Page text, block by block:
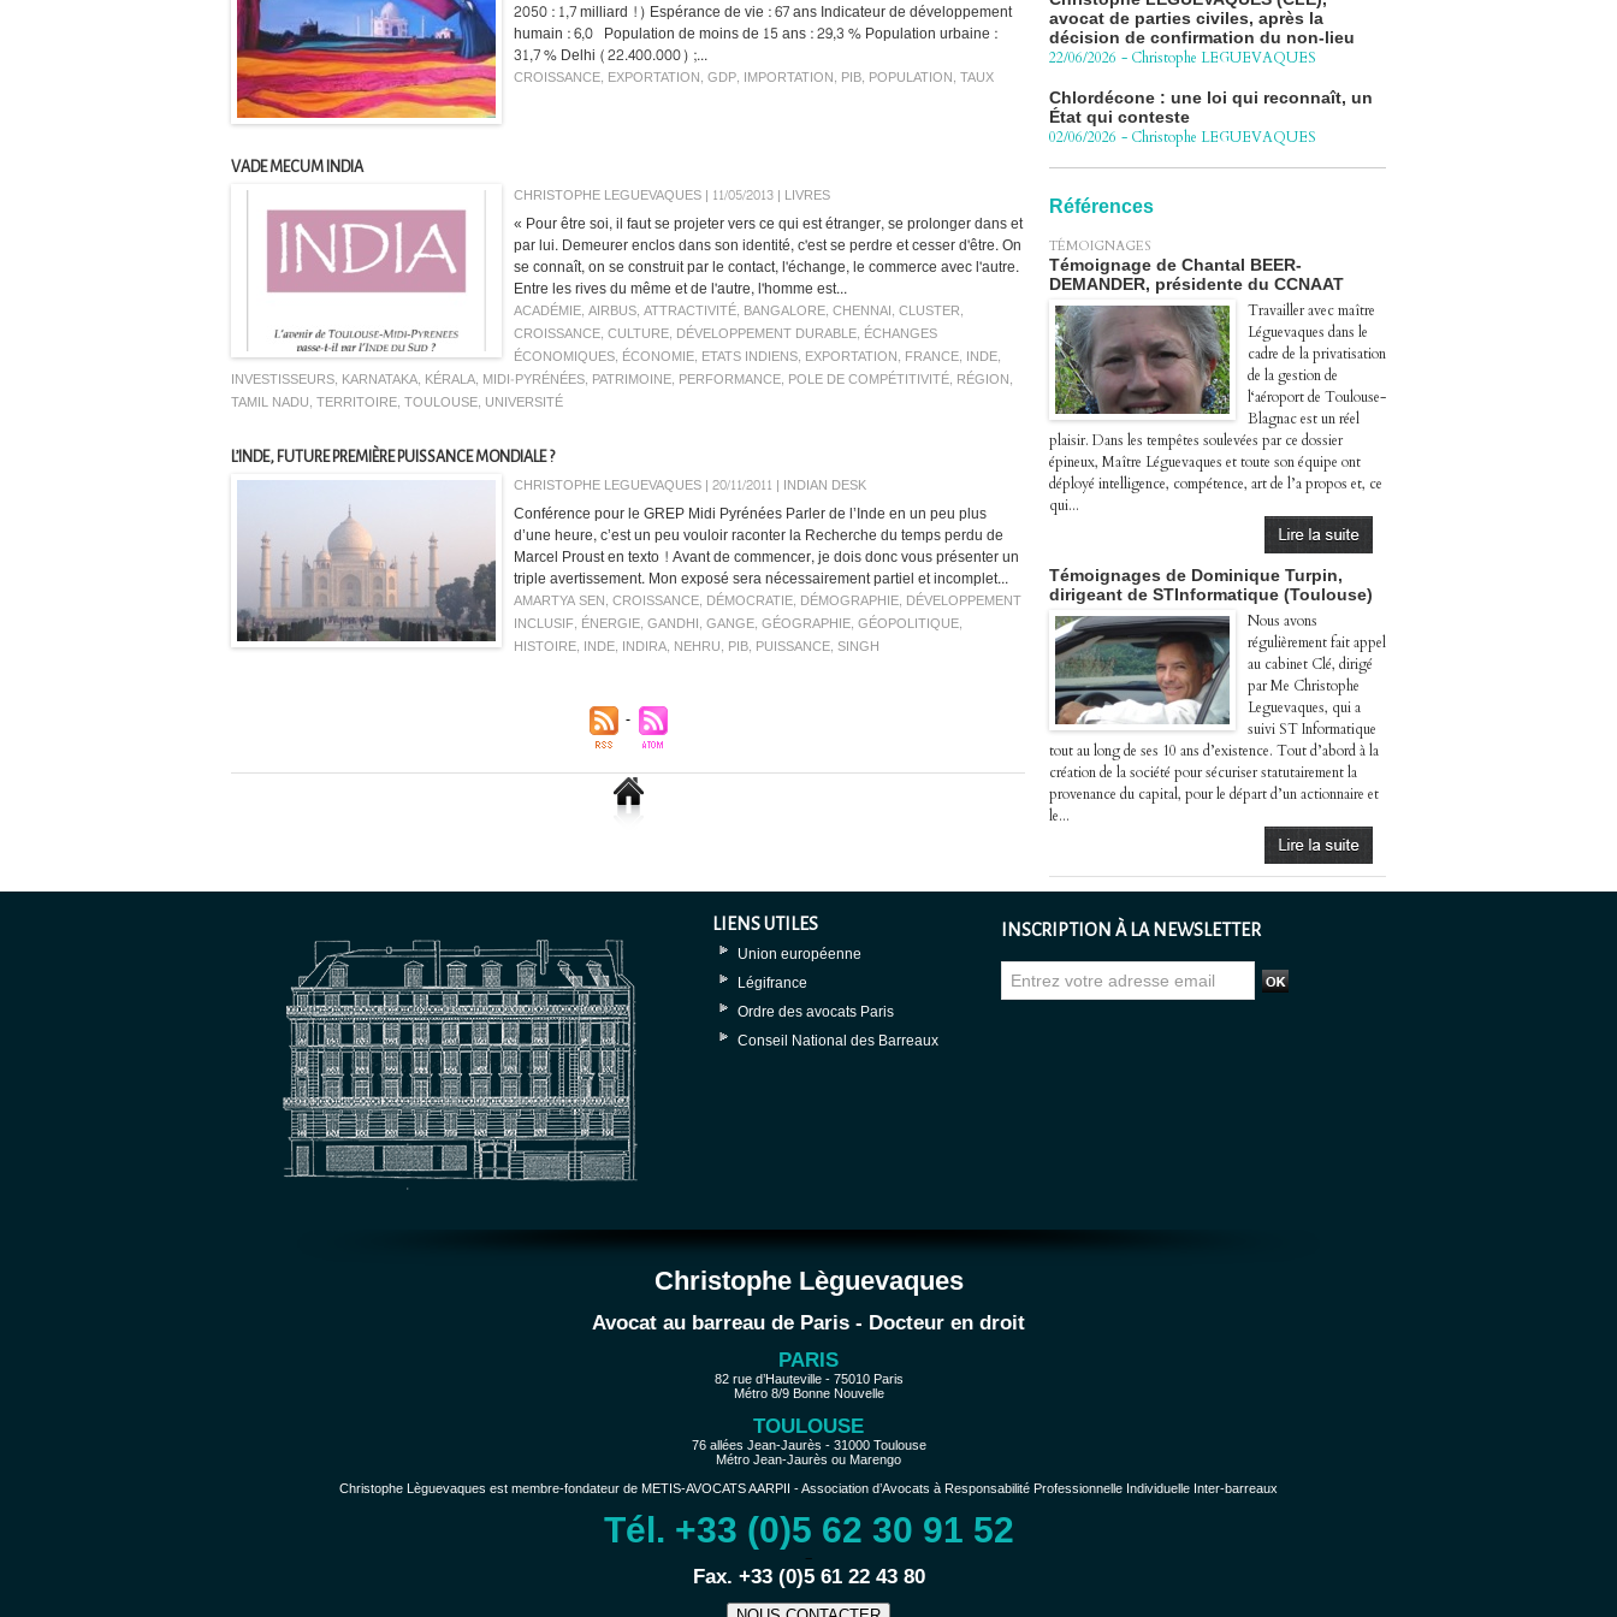
2050 : 1,7 milliard !) Espérance de vie : 67 ans Indicateur de développement
humain : 6,0 Population de moins de 15 ans : 29,3 % Population urbaine :
31,7 % Delhi (22.400.000) ;...
CROISSANCE, EXPORTATION, GDP, IMPORTATION, PIB, POPULATION, TAUX
VADE MECUM INDIA
CHRISTOPHE LEGUEVAQUES | 11/05/2013 | LIVRES
« Pour être soi, il faut se projeter vers ce qui est étranger, se prolonger dans et
par lui. Demeurer enclos dans son identité, c'est se perdre et cesser d'être. On
se connaît, on se construit par le contact, l'échange, le commerce avec l'autre.
Entre les rives du même et de l'autre, l'homme est...
ACADÉMIE, AIRBUS, ATTRACTIVITÉ, BANGALORE, CHENNAI, CLUSTER,
CROISSANCE, CULTURE, DÉVELOPPEMENT DURABLE, ÉCHANGES
ÉCONOMIQUES, ÉCONOMIE, ETATS INDIENS, EXPORTATION, FRANCE, INDE,
INVESTISSEURS, KARNATAKA, KÉRALA, MIDI-PYRÉNÉES, PATRIMOINE, PERFORMANCE, POLE DE COMPÉTITIVITÉ, RÉGION,
TAMIL NADU, TERRITOIRE, TOULOUSE, UNIVERSITÉ
L’INDE, FUTURE PREMIÈRE PUISSANCE MONDIALE ?
CHRISTOPHE LEGUEVAQUES | 20/11/2011 | INDIAN DESK
Conférence pour le GREP Midi Pyrénées Parler de l’Inde en un peu plus
d’une heure, c’est un peu vouloir raconter la Recherche du temps perdu de
Marcel Proust en texto ! Avant de commencer, je dois donc vous présenter un
triple avertissement. Mon exposé sera nécessairement partiel et incomplet...
AMARTYA SEN, CROISSANCE, DÉMOCRATIE, DÉMOGRAPHIE, DÉVELOPPEMENT
INCLUSIF, ÉNERGIE, GANDHI, GANGE, GÉOGRAPHIE, GÉOPOLITIQUE,
HISTOIRE, INDE, INDIRA, NEHRU, PIB, PUISSANCE, SINGH
décision de confirmation du non-lieu
22/06/2026 -Christophe LEGUEVAQUES
Chlordécone : une loi qui reconnaît, un
État qui conteste
02/06/2026 -Christophe LEGUEVAQUES
Procédure pénale - Moteurs diesel 1.5
BlueHDi : complément de plainte contre
27/04/2026 -Christophe LEGUEVAQUES
Péage autoroute : tout savoir (ou
presque) sur l'action collective ouverte
le 2 avril
07/04/2026 -Christophe LEGUEVAQUES
Références
TÉMOIGNAGES
Témoignage de Chantal BEER-
DEMANDER, présidente du CCNAAT
Travailler avec maître
Léguevaques dans le
cadre de la privatisation
de la gestion de
l‘aéroport de Toulouse-
Blagnac est un réel
plaisir. Dans les tempêtes soulevées par ce dossier
épineux, Maître Léguevaques et toute son équipe ont
déployé intelligence, compétence, art de l’a propos et, ce
qui...
Témoignages de Dominique Turpin,
dirigeant de STInformatique (Toulouse)
Nous avons
régulièrement fait appel
au cabinet Clé, dirigé
par Me Christophe
Leguevaques, qui a
suivi ST Informatique
tout au long de ses 10 ans d’existence. Tout d’abord à la
création de la société pour sécuriser statutairement la
provenance du capital, pour le départ d’un actionnaire et
le...
LIENS UTILES
Union européenne
Légifrance
Ordre des avocats Paris
Conseil National des Barreaux
INSCRIPTION À LA NEWSLETTER
Christophe Lèguevaques
Avocat au barreau de Paris - Docteur en droit
PARIS
82 rue d’Hauteville - 75010 Paris
Métro 8/9 Bonne Nouvelle
TOULOUSE
76 allées Jean-Jaurès - 31000 Toulouse
Métro Jean-Jaurès ou Marengo
Christophe Lèguevaques est membre-fondateur de METIS-AVOCATS AARPII - Association d’Avocats à Responsabilité Professionnelle Individuelle Inter-barreaux
Tél. +33 (0)5 62 30 91 52
−
Fax. +33 (0)5 61 22 43 80